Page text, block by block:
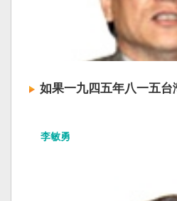
如果一九四五年八一五台
李敏勇